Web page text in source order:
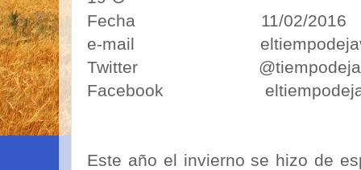
Fecha 11/02/2016
e-mail
Twitter
Facebook
Este año el invierno se hizo de